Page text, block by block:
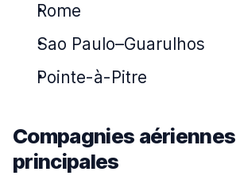
Rome
Sao Paulo–Guarulhos
Pointe-à-Pitre
Compagnies aériennes
principales